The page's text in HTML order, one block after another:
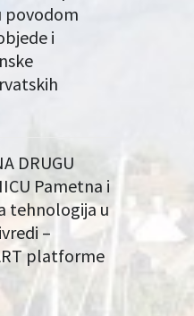
povodom
i
DRUGU
Pametna i
tehnologija u
–
platforme